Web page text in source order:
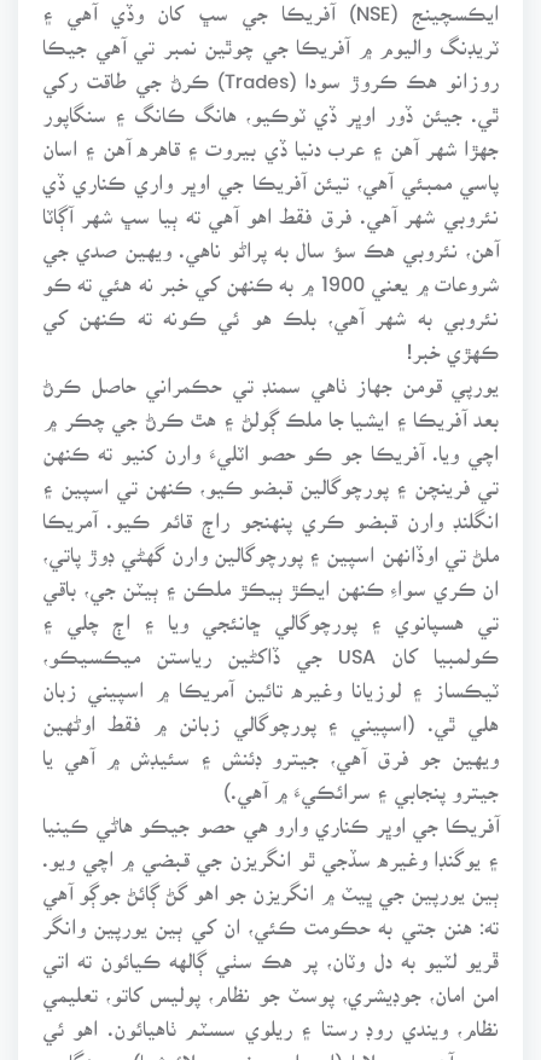
ايڪسچينج (NSE) آفريڪا جي سڀ کان وڏي آهي ۽
ٽريڊنگ واليوم ۾ آفريڪا جي چوٿين نمبر تي آهي جيڪا
روزانو هڪ ڪروڙ سودا (Trades) ڪرڻ جي طاقت رکي
ٿي. جيئن ڏور اوڀر ڏي ٽوڪيو، هانگ ڪانگ ۽ سنگاپور
جهڙا شهر آهن ۽ عرب دنيا ڏي بيروت ۽ قاهره آهن ۽ اسان
پاسي ممبئي آهي، تيئن آفريڪا جي اوڀر واري ڪناري ڏي
نئروبي شهر آهي. فرق فقط اهو آهي ته ٻيا سڀ شهر آڳاٽا
آهن، نئروبي هڪ سؤ سال به پراڻو ناهي. ويهين صدي جي
شروعات ۾ يعني 1900 ۾ به ڪنهن کي خبر نه هئي ته ڪو
نئروبي به شهر آهي، بلڪ هو ئي ڪونه ته ڪنهن کي
ڪهڙي خبر!
يورپي قومن جهاز ٺاهي سمنڊ تي حڪمراني حاصل ڪرڻ
بعد آفريڪا ۽ ايشيا جا ملڪ ڳولڻ ۽ هٿ ڪرڻ جي چڪر ۾
اچي ويا. آفريڪا جو ڪو حصو اٽليءَ وارن کنيو ته ڪنهن
تي فرينچن ۽ پورچوگالين قبضو ڪيو، ڪنهن تي اسپين ۽
انگلنڊ وارن قبضو ڪري پنهنجو راڄ قائم ڪيو. آمريڪا
ملڻ تي اوڏانهن اسپين ۽ پورچوگالين وارن گهڻي ڊوڙ پاتي،
ان ڪري سواءِ ڪنهن ايڪڙ ٻيڪڙ ملڪن ۽ ٻيٽن جي، باقي
تي هسپانوي ۽ پورچوگالي ڇانئجي ويا ۽ اڄ چلي ۽
ڪولمبيا کان USA جي ڏاکڻين رياستن ميڪسيڪو،
ٽيڪساز ۽ لوزيانا وغيره تائين آمريڪا ۾ اسپيني زبان
هلي ٿي. (اسپيني ۽ پورچوگالي زبانن ۾ فقط اوڻهين
ويهين جو فرق آهي، جيترو ڊئنش ۽ سئيڊش ۾ آهي يا
جيترو پنجابي ۽ سرائڪيءَ ۾ آهي.)
آفريڪا جي اوڀر ڪناري وارو هي حصو جيڪو هاڻي ڪينيا
۽ يوگنڊا وغيره سڏجي ٿو انگريزن جي قبضي ۾ اچي ويو.
ٻين يورپين جي ڀيٽ ۾ انگريزن جو اهو گڻ ڳائڻ جوڳو آهي
ته: هنن جتي به حڪومت ڪئي، ان کي ٻين يورپين وانگر
ڦريو لٽيو به دل وٽان، پر هڪ سٺي ڳالهه ڪيائون ته اتي
امن امان، جوڊيشري، پوسٽ جو نظام، پوليس کاتو، تعليمي
نظام، ويندي روڊ رستا ۽ ريلوي سسٽم ٺاهيائون. اهو ئي
سبب آهي جو ملايا (اڄ واري مغربي ملائيشيا) ۽ سنگاپور